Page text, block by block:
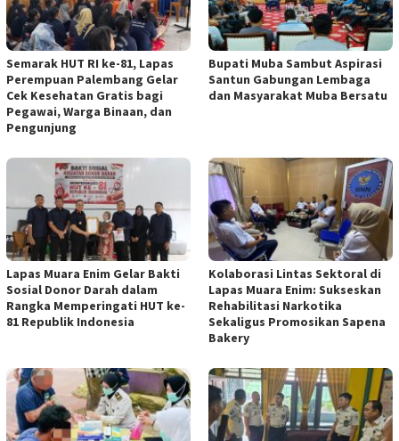
Semarak HUT RI ke-81, Lapas
Perempuan Palembang Gelar
Cek Kesehatan Gratis bagi
Pegawai, Warga Binaan, dan
Pengunjung
Bupati Muba Sambut Aspirasi
Santun Gabungan Lembaga
dan Masyarakat Muba Bersatu
Lapas Muara Enim Gelar Bakti
Sosial Donor Darah dalam
Rangka Memperingati HUT ke-
81 Republik Indonesia
Kolaborasi Lintas Sektoral di
Lapas Muara Enim: Sukseskan
Rehabilitasi Narkotika
Sekaligus Promosikan Sapena
Bakery